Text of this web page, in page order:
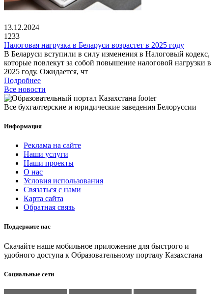
13.12.2024
1233
Налоговая нагрузка в Беларуси возрастет в 2025 году
В Беларуси вступили в силу изменения в Налоговый кодекс,
которые повлекут за собой повышение налоговой нагрузки в
2025 году. Ожидается, чт
Подробнее
Все новости
Все бухгалтерские и юридические заведения Белоруссии
Информация
Реклама на сайте
Наши услуги
Наши проекты
О нас
Условия использования
Связаться с нами
Карта сайта
Обратная связь
Поддержите нас
Скачайте наше мобильное приложение для быстрого и
удобного доступа к Образовательному порталу Казахстана
Социальные сети